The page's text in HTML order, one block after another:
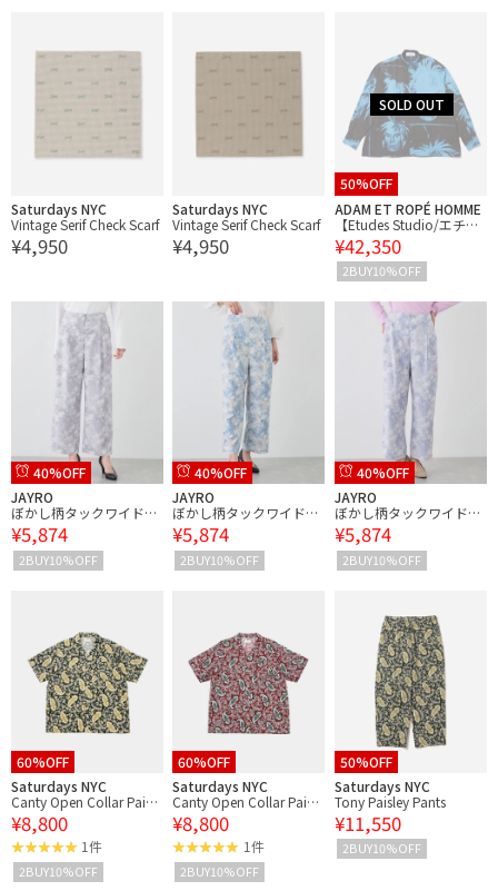
Saturdays NYC
Vintage Serif Check Scarf
¥4,950
Saturdays NYC
Vintage Serif Check Scarf
¥4,950
50%OFF
ADAM ET ROPÉ HOMME
【Etudes Studio/エチュ
ードストゥディオ】OVE
RSIZE SHIRT HEADS AW
¥42,350
2BUY10%OFF
40%OFF
JAYRO
ぼかし柄タックワイドパ
ンツ
¥5,874
2BUY10%OFF
40%OFF
JAYRO
ぼかし柄タックワイドパ
ンツ
¥5,874
2BUY10%OFF
40%OFF
JAYRO
ぼかし柄タックワイドパ
ンツ
¥5,874
2BUY10%OFF
60%OFF
Saturdays NYC
Canty Open Collar Paisle
y Printed SS Shirt
¥8,800
1件
2BUY10%OFF
60%OFF
Saturdays NYC
Canty Open Collar Paisle
y Printed SS Shirt
¥8,800
1件
2BUY10%OFF
50%OFF
Saturdays NYC
Tony Paisley Pants
¥11,550
2BUY10%OFF